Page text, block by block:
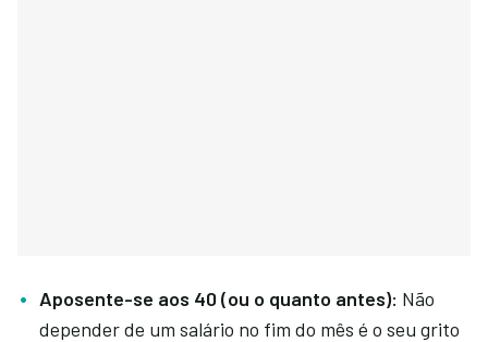
Aposente-se aos 40 (ou o quanto antes): Não
depender de um salário no fim do mês é o seu grito